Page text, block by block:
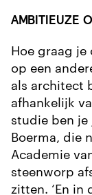
AMBITIEUZE
Hoe graag
op een
als architect
afhankelijk
studie ben je
Boerma, die
Academie
steenworp
zitten. ‘En